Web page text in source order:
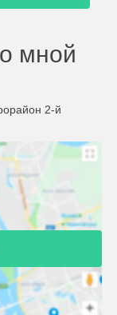
мной
2-й